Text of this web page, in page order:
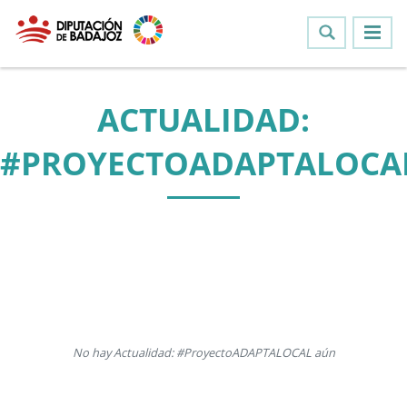
ACTUALIDAD:
No hay Actualidad: #ProyectoADAPTALOCAL aún